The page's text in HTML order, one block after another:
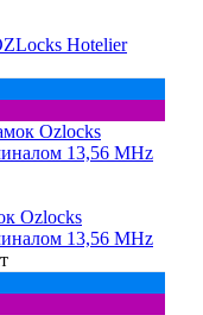
Hotelier
Ozlocks
13,56 MHz